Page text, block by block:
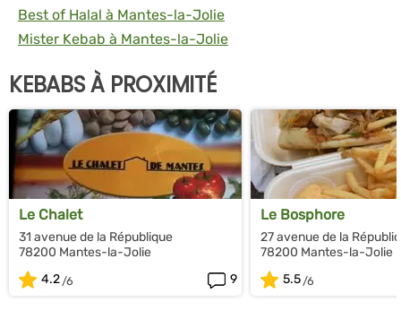
Best of Halal à Mantes-la-Jolie
Mister Kebab à Mantes-la-Jolie
KEBABS À PROXIMITÉ
Le Chalet
31 avenue de la République
78200 Mantes-la-Jolie
4.2
9
Le Bosphore
27 avenue de la
78200 Mantes-la-Jolie
5.5